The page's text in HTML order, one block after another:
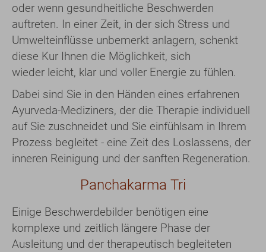
oder wenn gesundheitliche Beschwerden
auftreten. In einer Zeit, in der sich Stress und
Umwelteinflüsse unbemerkt anlagern, schenkt
diese Kur Ihnen die Möglichkeit, sich
wieder leicht, klar und voller Energie zu fühlen.
Dabei sind Sie in den Händen eines erfahrenen
Ayurveda-Mediziners, der die Therapie individuell
auf Sie zuschneidet und Sie einfühlsam in Ihrem
Prozess begleitet - eine Zeit des Loslassens, der
inneren Reinigung und der sanften Regeneration.
Panchakarma Tri
Einige Beschwerdebilder benötigen eine
komplexe und zeitlich längere Phase der
Ausleitung und der therapeutisch begleiteten